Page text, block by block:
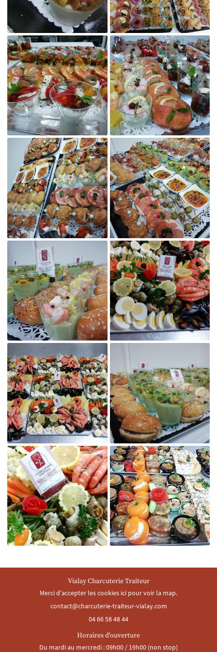
GALERIE
LIVRE D’OR
ACTUALITÉS
CONTACT
Restez
Inscription

Agrandir la photo

Agrandir la photo

Agrandir la photo

Agrandir la photo

Agrandir la photo
Agrandir la photo
Vialay Charcuterie Traiteur
Merci d'accepter les cookies ici pour voir la map.
04 66 58 48 44
Horaires d'ouverture
Du mardi au mercredi : 09h00 / 19h00 (non stop)